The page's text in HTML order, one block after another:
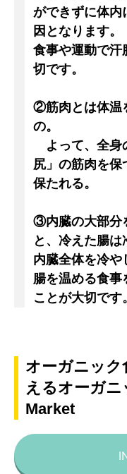
ができずに体内
因となります。
食事や運動で汗
切です。
②筋肉とは体温
の。
よって、全身
尻」の筋肉を保
保たれる。
③内臓の大部分
と、冷えた腸は
内臓全体を冷や
腸を温める食事
ことが大切です。
オーガニッ
えるオーガ
Market